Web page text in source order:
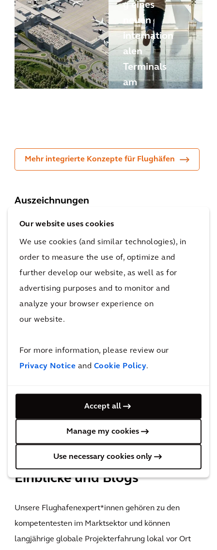
Our website uses cookies
We use cookies (and similar technologies), in
order to measure the use of, optimize and
further develop our website, as well as for
advertising purposes and to monitor and
analyze your browser experience on
our website.
For more information, please review our
Privacy Notice and Cookie Policy.
Accept all
Manage my cookies
Use necessary cookies only
g eines
neuen
internation
alen
Terminals
am
Mehr integrierte Konzepte für Flughäfen
Auszeichnungen
besten
Beratungsunternehmen weltweit
Arcadis auf Platz 1 in der
von Arcadis von „Gold“ auf
„Platinum“
Alle ansehen
Einblicke und Blogs
Unsere Flughafenexpert*innen gehören zu den
kompetentesten im Marktsektor und können
langjährige globale Projekterfahrung lokal vor Ort